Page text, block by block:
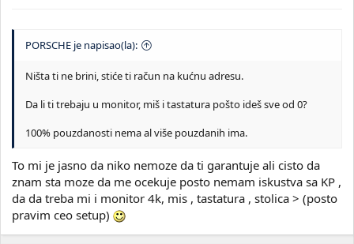
PORSCHE je napisao(la):
Ništa ti ne brini, stiće ti račun na kućnu adresu.
Da li ti trebaju u monitor, miš i tastatura pošto ideš sve od 0?
100% pouzdanosti nema al više pouzdanih ima.
To mi je jasno da niko nemoze da ti garantuje ali cisto da
znam sta moze da me ocekuje posto nemam iskustva sa KP ,
da da treba mi i monitor 4k, mis , tastatura , stolica > (posto
pravim ceo setup)